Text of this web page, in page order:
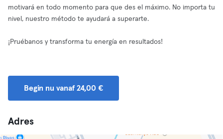
motivará en todo momento para que des el máximo. No importa tu
nivel, nuestro método te ayudará a superarte.
¡Pruébanos y transforma tu energía en resultados!
Begin nu vanaf 24,00 €
Adres